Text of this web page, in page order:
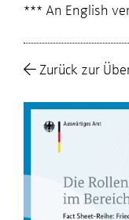
*** An English
Zurück zur